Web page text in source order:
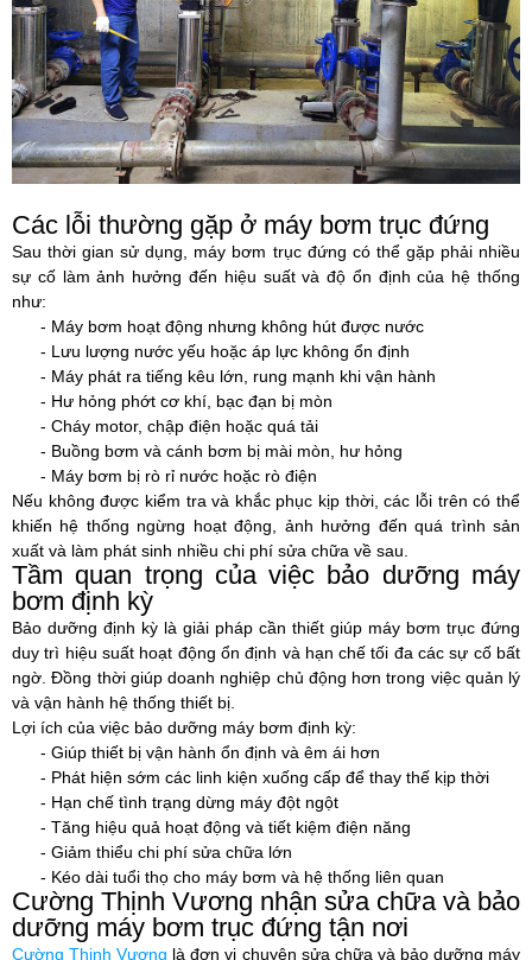
Các lỗi thường gặp ở máy bơm trục đứng
Sau thời gian sử dụng, máy bơm trục đứng có thể gặp phải nhiều
sự cố làm ảnh hưởng đến hiệu suất và độ ổn định của hệ thống
như:
- Máy bơm hoạt động nhưng không hút được nước
- Lưu lượng nước yếu hoặc áp lực không ổn định
- Máy phát ra tiếng kêu lớn, rung mạnh khi vận hành
- Hư hỏng phớt cơ khí, bạc đạn bị mòn
- Cháy motor, chập điện hoặc quá tải
- Buồng bơm và cánh bơm bị mài mòn, hư hỏng
- Máy bơm bị rò rỉ nước hoặc rò điện
Nếu không được kiểm tra và khắc phục kịp thời, các lỗi trên có thể
khiến hệ thống ngừng hoạt động, ảnh hưởng đến quá trình sản
xuất và làm phát sinh nhiều chi phí sửa chữa về sau.
Tầm quan trọng của việc bảo dưỡng máy
bơm định kỳ
Bảo dưỡng định kỳ là giải pháp cần thiết giúp máy bơm trục đứng
duy trì hiệu suất hoạt động ổn định và hạn chế tối đa các sự cố bất
ngờ. Đồng thời giúp doanh nghiệp chủ động hơn trong việc quản lý
và vận hành hệ thống thiết bị.
Lợi ích của việc bảo dưỡng máy bơm định kỳ:
- Giúp thiết bị vận hành ổn định và êm ái hơn
- Phát hiện sớm các linh kiện xuống cấp để thay thế kịp thời
- Hạn chế tình trạng dừng máy đột ngột
- Tăng hiệu quả hoạt động và tiết kiệm điện năng
- Giảm thiểu chi phí sửa chữa lớn
- Kéo dài tuổi thọ cho máy bơm và hệ thống liên quan
Cường Thịnh Vương nhận sửa chữa và bảo
dưỡng máy bơm trục đứng tận nơi
Cường Thịnh Vương là đơn vị chuyên sửa chữa và bảo dưỡng máy